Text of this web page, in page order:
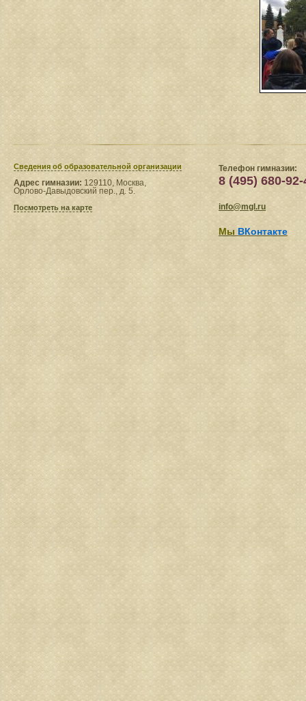
Сведения​ об образовательной организации
Адрес гимназии: 129110, Москва,
Орлово-Давыдовский пер., д. 5.
Посмотреть на карте
Телефон гимназии:
8 (495) 680-92-
info@mgl.ru
Мы ВКонтакте